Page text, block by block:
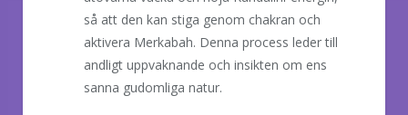
så att den kan stiga genom chakran och
aktivera Merkabah. Denna process leder till
andligt uppvaknande och insikten om ens
sanna gudomliga natur.